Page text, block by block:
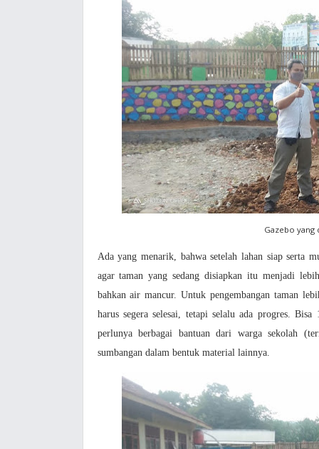
Gazebo yang
Ada yang menarik, bahwa setelah lahan siap serta
agar taman yang sedang disiapkan itu menjadi
bahkan air mancur. Untuk pengembangan taman
harus segera selesai, tetapi selalu ada progres.
perlunya berbagai bantuan dari warga sekolah
sumbangan dalam bentuk material lainnya.